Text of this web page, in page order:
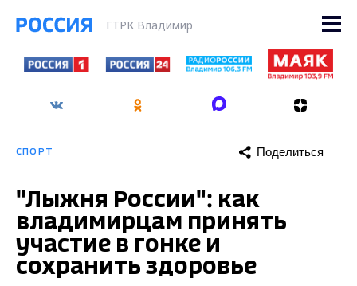
ГТРК Владимир
СПОРТ Поделиться
"Лыжня России": как
владимирцам принять
участие в гонке и
сохранить здоровье